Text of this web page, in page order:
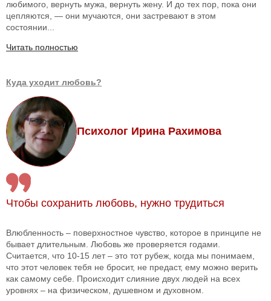
любимого, вернуть мужа, вернуть жену. И до тех пор, пока они
цепляются, — они мучаются, они застревают в этом
состоянии...
Читать полностью
Куда уходит любовь?
Психолог Ирина Рахимова
Чтобы сохранить любовь, нужно трудиться
Влюбленность – поверхностное чувство, которое в принципе не
бывает длительным. Любовь же проверяется годами.
Считается, что 10-15 лет – это тот рубеж, когда мы понимаем,
что этот человек тебя не бросит, не предаст, ему можно верить
как самому себе. Происходит слияние двух людей на всех
уровнях – на физическом, душевном и духовном.